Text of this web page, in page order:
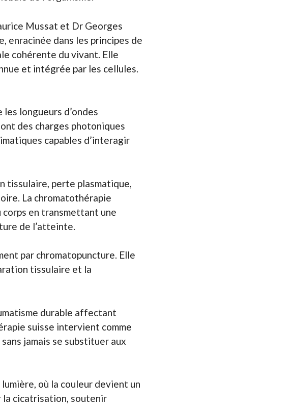
Mussat et Dr Georges
enracinée dans les principes de
cohérente du vivant. Elle
et intégrée par les cellules.
longueurs d’ondes
des charges photoniques
capables d’interagir
tissulaire, perte plasmatique,
La chromatothérapie
en transmettant une
de l’atteinte.
par chromatopuncture. Elle
tissulaire et la
durable affectant
suisse intervient comme
jamais se substituer aux
où la couleur devient un
la cicatrisation, soutenir